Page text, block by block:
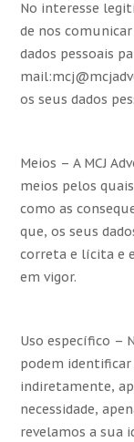
No interesse
de nos
dados pessoais
os seus dados
Meios – A MCJ
meios pelos
como as
que, os seus
correta e lícita e
em vigor.
Uso específico –
podem
indiretamente,
necessidade,
revelamos a sua